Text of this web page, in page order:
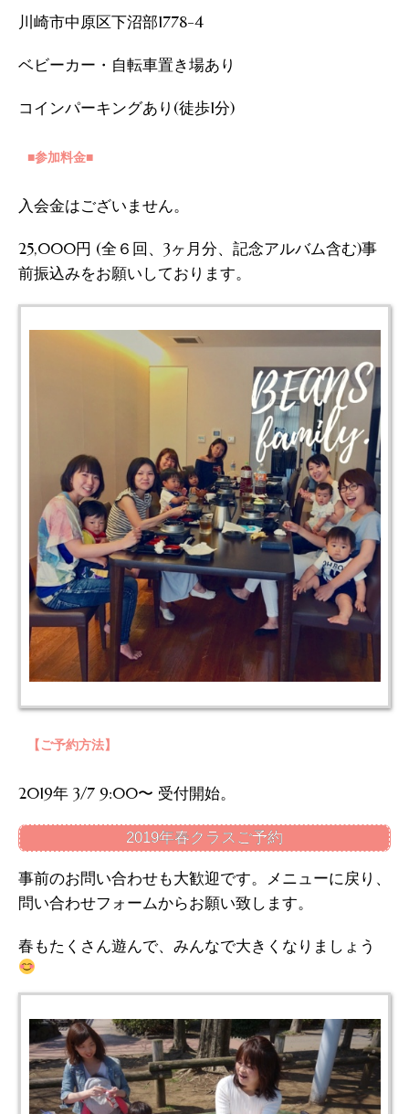
川崎市中原区下沼部1778-4
ベビーカー・自転車置き場あり
コインパーキングあり(徒歩1分)
■参加料金■
入会金はございません。
25,000円 (全６回、3ヶ月分、記念アルバム含む)事
前振込みをお願いしております。
【ご予約方法】
2019年 3/7 9:00〜 受付開始。
2019年春クラスご予約
事前のお問い合わせも大歓迎です。メニューに戻り、
問い合わせフォームからお願い致します。
春もたくさん遊んで、みんなで大きくなりましょう